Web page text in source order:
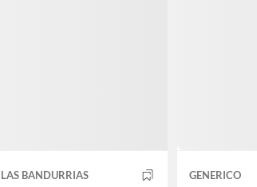
LAS BANDURRIAS GENERICO